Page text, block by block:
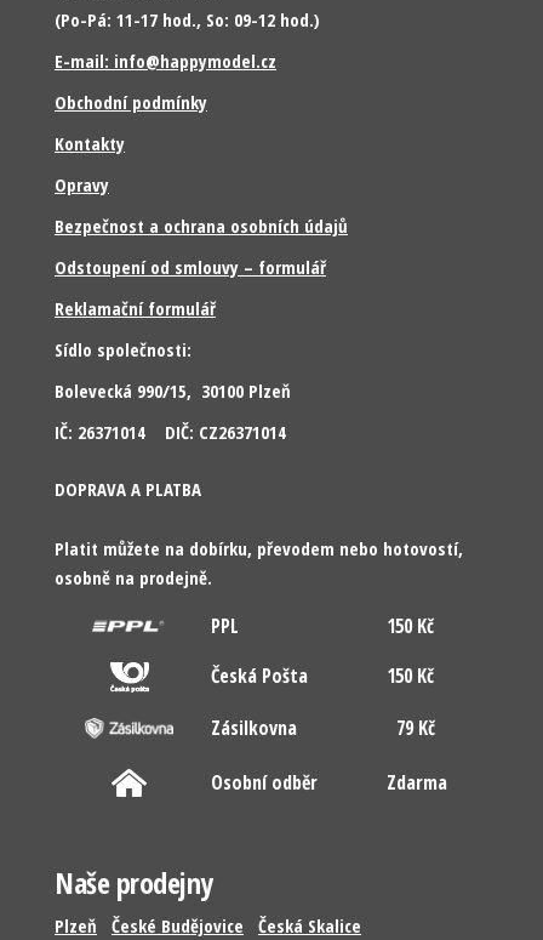
(Po-Pá: 11-17 hod., So: 09-12 hod.)
E-mail: info@happymodel.cz
Obchodní podmínky
Kontakty
Opravy
Bezpečnost a ochrana osobních údajů
Odstoupení od smlouvy – formulář
Reklamační formulář
Sídlo společnosti:
Bolevecká 990/15, 30100 Plzeň
IČ: 26371014 DIČ: CZ26371014
DOPRAVA A PLATBA
Platit můžete na dobírku, převodem nebo hotovostí,
osobně na prodejně.
PPL
150 Kč
Česká Pošta
150 Kč
Zásilkovna
79 Kč
Osobní odběr Zdarma
Naše prodejny
Plzeň České Budějovice Česká Skalice